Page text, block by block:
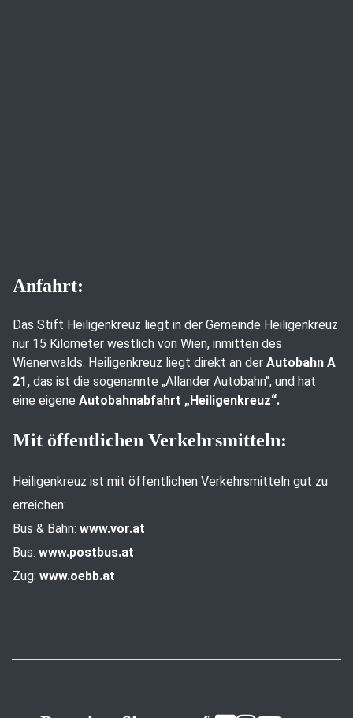
Anfahrt:
Das Stift Heiligenkreuz liegt in der Gemeinde Heiligenkreuz
nur 15 Kilometer westlich von Wien, inmitten des
Wienerwalds. Heiligenkreuz liegt direkt an der Autobahn A
21, das ist die sogenannte „Allander Autobahn“, und hat
eine eigene Autobahnabfahrt „Heiligenkreuz“.
Mit öffentlichen Verkehrsmitteln:
Heiligenkreuz ist mit öffentlichen Verkehrsmitteln gut zu
erreichen:
Bus & Bahn: www.vor.at
Bus: www.postbus.at
Zug: www.oebb.at